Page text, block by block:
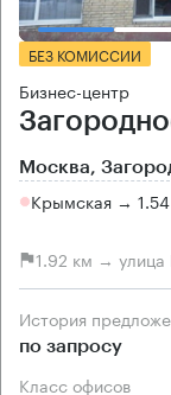
БЕЗ КОМИССИИ
Бизнес-центр
Москва,
Крымская →
1.92 км →
История
по запросу
Класс офисов